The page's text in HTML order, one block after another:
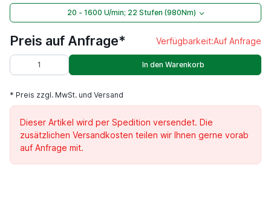
20 - 1600 U/min; 22 Stufen (980Nm)
Preis auf Anfrage* Verfügbarkeit:Auf Anfrage
In den Warenkorb
* Preis zzgl. MwSt. und Versand
Dieser Artikel wird per Spedition versendet. Die
zusätzlichen Versandkosten teilen wir Ihnen gerne vorab
auf Anfrage mit.